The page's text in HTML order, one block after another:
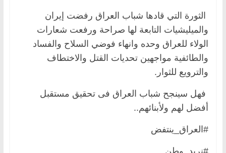
الثورة التي قادها شباب العراق رفضت إيران
والميليشيات التابعة لها صراحة ورفعت شعارات
الولاء للعراق وحده وانهاء فوضي السلاح والفساد
والطائفية مواجهين تحديات القتل والاختطاف
والترويع للثوار.
فهل سينجح شباب العراق فى تحقيق مستقبل
أفضل لهم ولأبنائهم..
#العراق_ينتفض